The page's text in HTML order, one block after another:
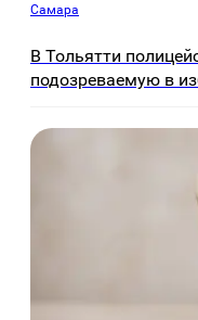
Самара
В Тольятти
подозреваемую в